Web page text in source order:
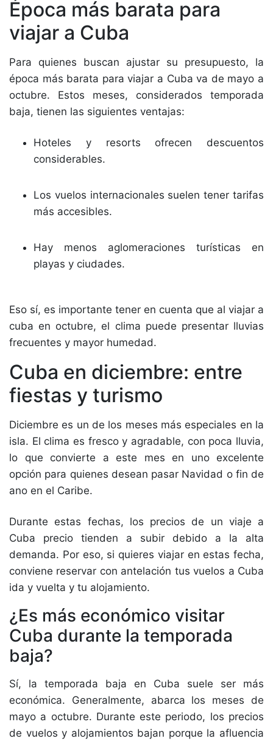
Época más barata para
viajar a Cuba
Para quienes buscan ajustar su presupuesto, la
época más barata para viajar a Cuba va de mayo a
octubre. Estos meses, considerados temporada
baja, tienen las siguientes ventajas:
Hoteles y resorts ofrecen descuentos
considerables.
Los vuelos internacionales suelen tener tarifas
más accesibles.
Hay menos aglomeraciones turísticas en
playas y ciudades.
Eso sí, es importante tener en cuenta que al viajar a
cuba en octubre, el clima puede presentar lluvias
frecuentes y mayor humedad.
Cuba en diciembre: entre
fiestas y turismo
Diciembre es un de los meses más especiales en la
isla. El clima es fresco y agradable, con poca lluvia,
lo que convierte a este mes en uno excelente
opción para quienes desean pasar Navidad o fin de
ano en el Caribe.
Durante estas fechas, los precios de un viaje a
Cuba precio tienden a subir debido a la alta
demanda. Por eso, si quieres viajar en estas fecha,
conviene reservar con antelación tus vuelos a Cuba
ida y vuelta y tu alojamiento.
¿Es más económico visitar
Cuba durante la temporada
baja?
Sí, la temporada baja en Cuba suele ser más
económica. Generalmente, abarca los meses de
mayo a octubre. Durante este periodo, los precios
de vuelos y alojamientos bajan porque la afluencia